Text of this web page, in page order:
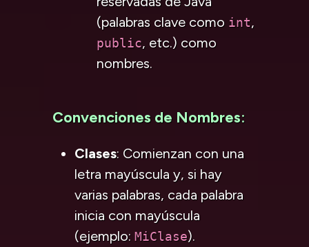
(palabras clave como int,
public, etc.) como
nombres.
Convenciones de Nombres:
Clases: Comienzan con una
letra mayúscula y, si hay
varias palabras, cada palabra
inicia con mayúscula
(ejemplo: MiClase).